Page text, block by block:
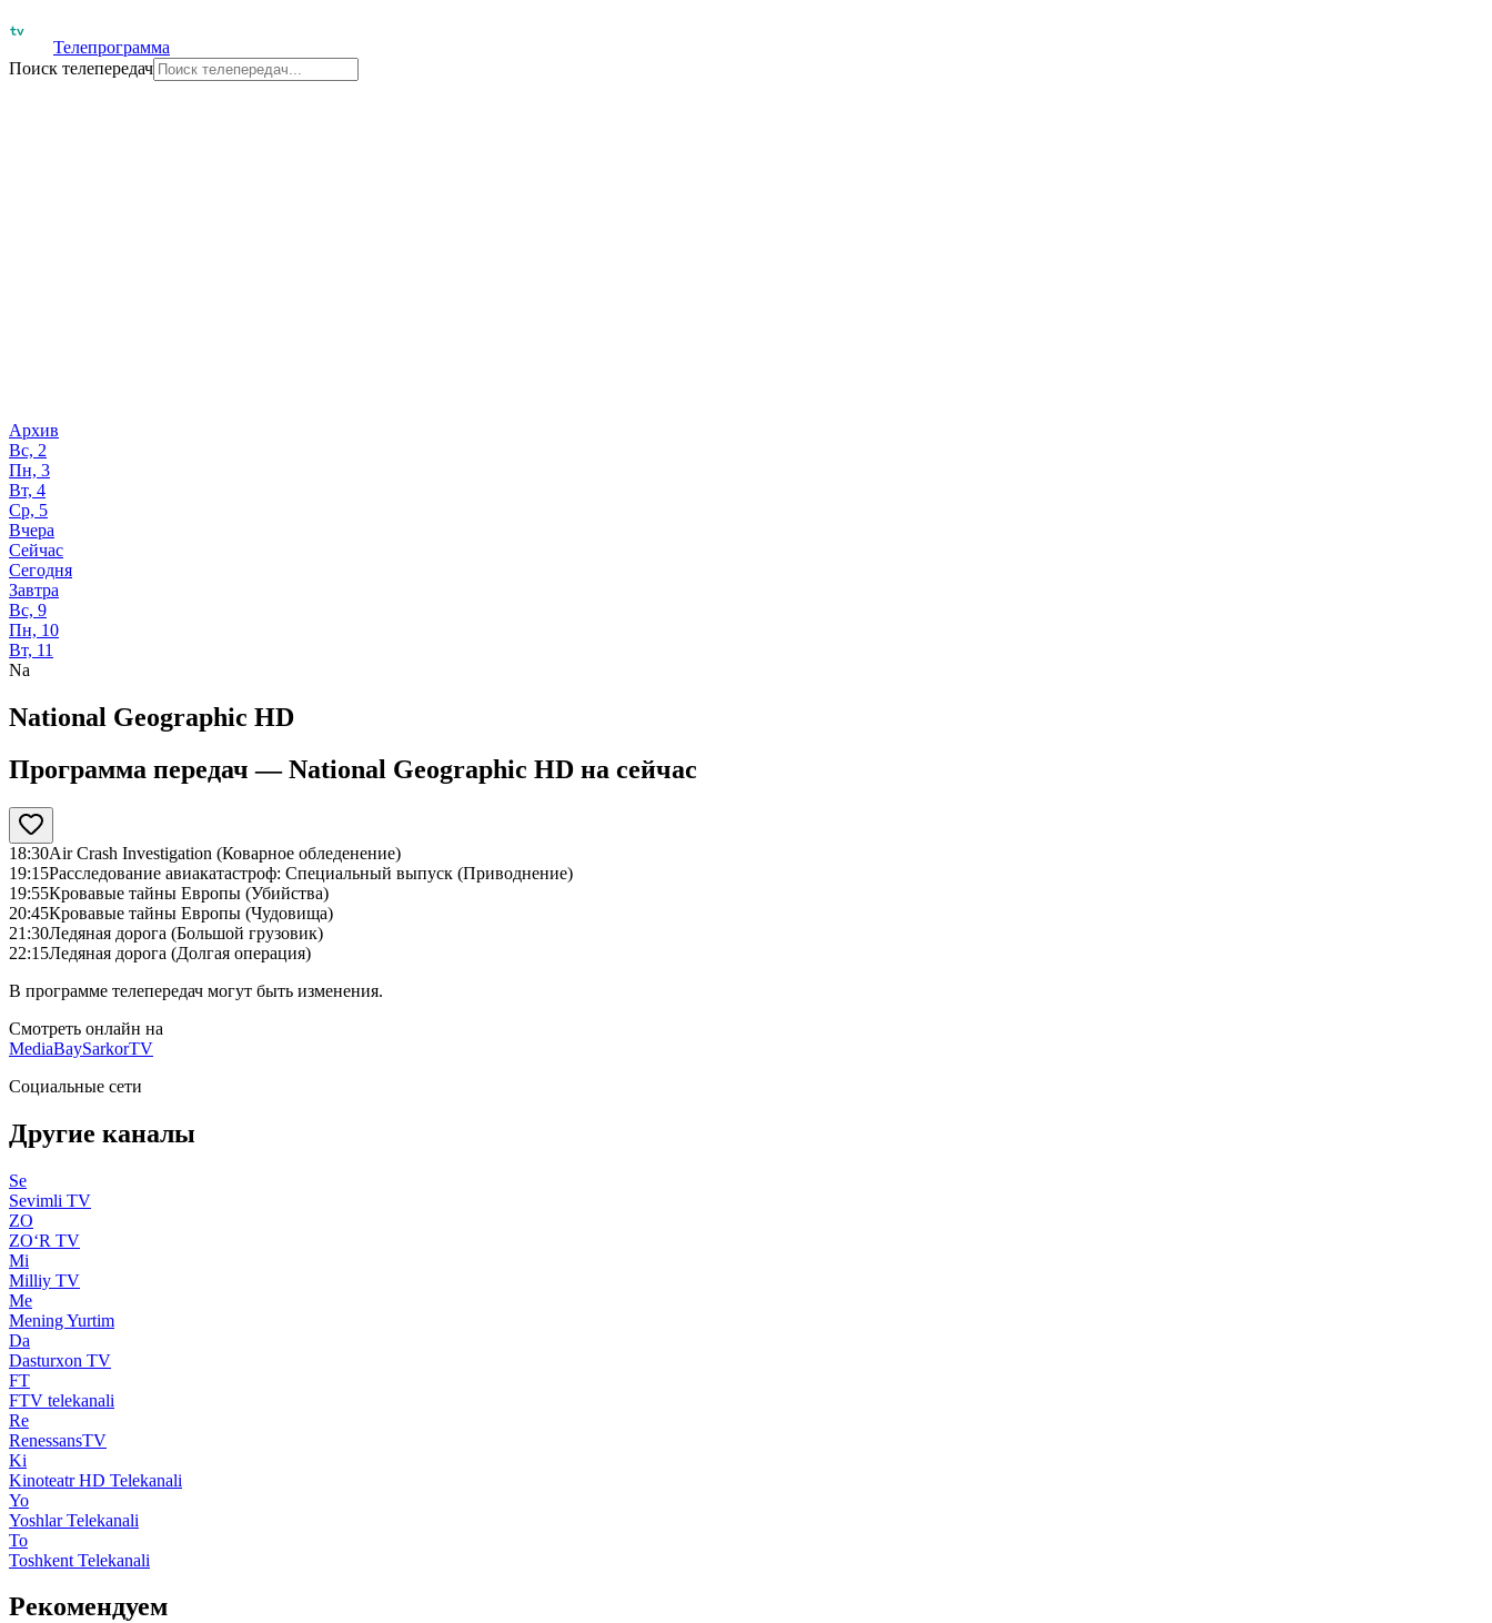
Телепрограмма
Поиск телепередач
Архив
Вс, 2
Пн, 3
Вт, 4
Ср, 5
Вчера
Сейчас
Сегодня
Завтра
Вс, 9
Пн, 10
Вт, 11
Na
National Geographic HD
Программа передач —National Geographic HD на сейчас
18:30Air Crash Investigation (Коварное обледенение)
19:15Расследование авиакатастроф: Специальный выпуск (Приводнение)
19:55Кровавые тайны Европы (Убийства)
20:45Кровавые тайны Европы (Чудовища)
21:30Ледяная дорога (Большой грузовик)
22:15Ледяная дорога (Долгая операция)
В программе телепередач могут быть изменения.
Смотреть онлайн на
MediaBaySarkorTV
Социальные сети
Другие каналы
Se
Sevimli TV
ZO
ZO‘R TV
Mi
Milliy TV
Me
Mening Yurtim
Da
Dasturxon TV
FT
FTV telekanali
Re
RenessansTV
Ki
Kinoteatr HD Telekanali
Yo
Yoshlar Telekanali
To
Toshkent Telekanali
Рекомендуем